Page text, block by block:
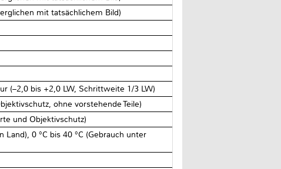
mit tatsächlichem Bild)
(–2,0 bis +2,0 LW, Schrittweite 1/3 LW)
ohne vorstehende Teile)
und Objektivschutz)
Land), 0 °C bis 40 °C (Gebrauch unter